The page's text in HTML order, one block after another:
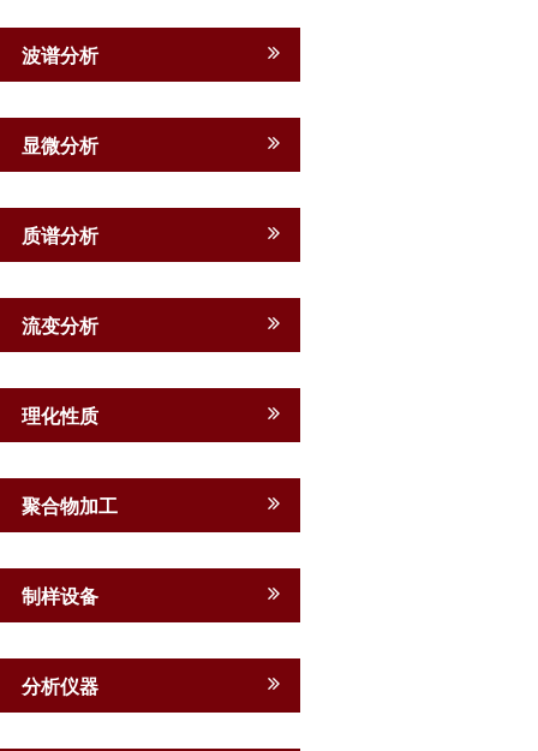
波谱分析
显微分析
质谱分析
流变分析
理化性质
聚合物加工
制样设备
分析仪器